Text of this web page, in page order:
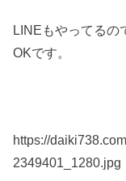
LINEもやってるの
OKです。
https://
2349401_1280.jpg